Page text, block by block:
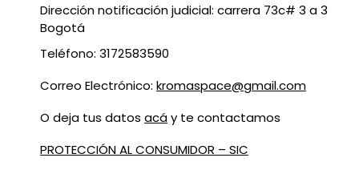
Dirección notificación judicial: carrera 73c# 3 a 3
Bogotá
Teléfono: 3172583590
Correo Electrónico: kromaspace@gmail.com
O deja tus datos acáy te contactamos
PROTECCIÓN AL CONSUMIDOR – SIC